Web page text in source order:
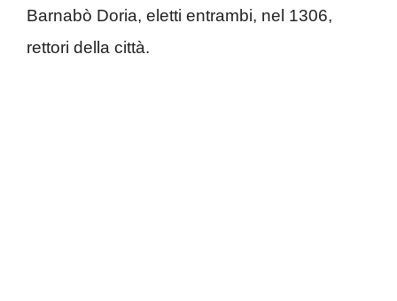
Barnabò Doria, eletti entrambi, nel 1306,
rettori della città.